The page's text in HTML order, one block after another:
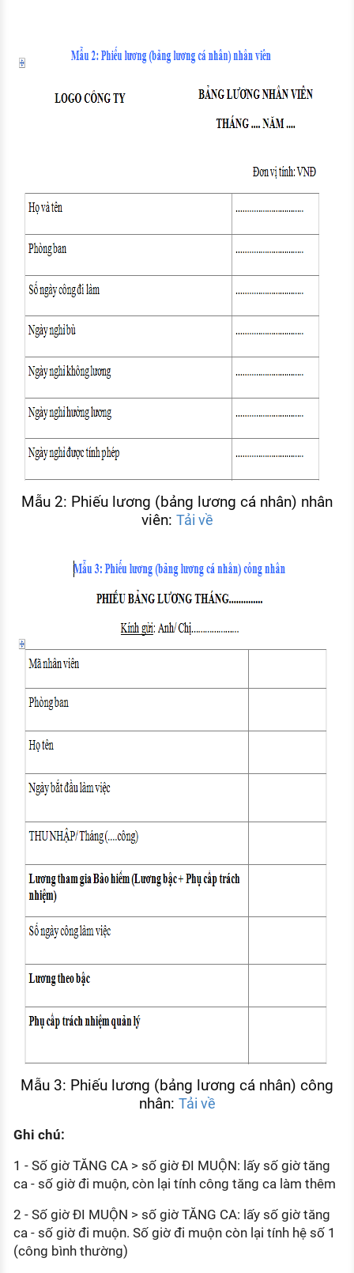
Mẫu 2: Phiếu lương (bảng lương cá nhân) nhân
viên: Tải về
Mẫu 3: Phiếu lương (bảng lương cá nhân) công
nhân: Tải về
Ghi chú:
1 - Số giờ TĂNG CA > số giờ ĐI MUỘN: lấy số giờ tăng
ca - số giờ đi muộn, còn lại tính công tăng ca làm thêm
2 - Số giờ ĐI MUỘN > số giờ TĂNG CA: lấy số giờ tăng
ca - số giờ đi muộn. Số giờ đi muộn còn lại tính hệ số 1
(công bình thường)